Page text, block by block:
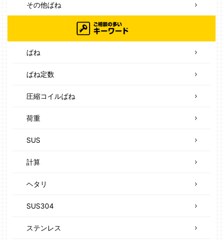
その他ばね
ばね
ばね定数
圧縮コイルばね
荷重
SUS
計算
ヘタリ
SUS304
ステンレス